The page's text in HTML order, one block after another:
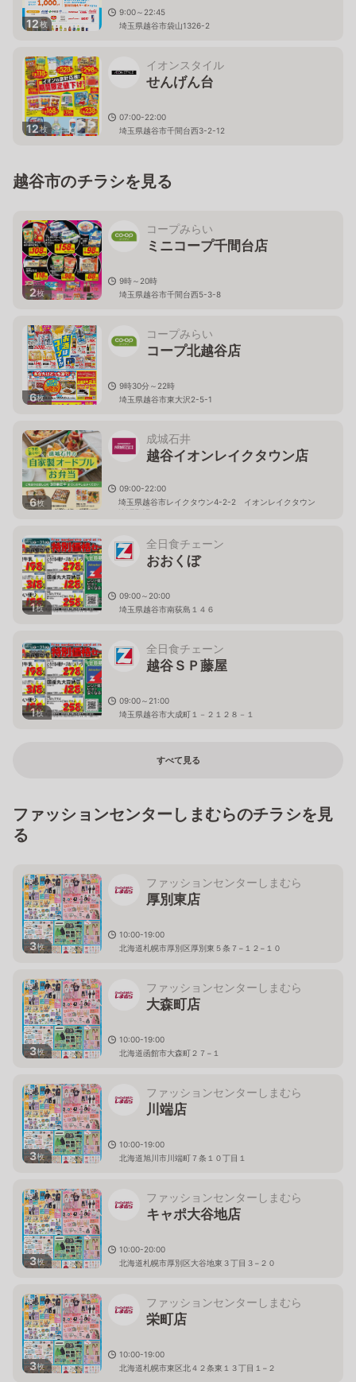
12枚
9:00～22:45
埼玉県越谷市袋山1326-2
12枚
イオンスタイル
せんげん台
07:00-22:00
埼玉県越谷市千間台西3-2-12
越谷市のチラシを見る
2枚
コープみらい
ミニコープ千間台店
9時～20時
埼玉県越谷市千間台西5-3-8
6枚
コープみらい
コープ北越谷店
9時30分～22時
埼玉県越谷市東大沢2-5-1
6枚
成城石井
越谷イオンレイクタウン店
09:00-22:00
埼玉県越谷市レイクタウン4-2-2 イオンレイクタウン
KAZE 1F
1枚
全日食チェーン
おおくぼ
09:00～20:00
埼玉県越谷市南荻島１４６
1枚
全日食チェーン
越谷ＳＰ藤屋
09:00～21:00
埼玉県越谷市大成町１－２１２８－１
すべて見る
ファッションセンターしまむらのチラシを見
る
3枚
ファッションセンターしまむら
厚別東店
10:00-19:00
北海道札幌市厚別区厚別東５条７−１２−１０
3枚
ファッションセンターしまむら
大森町店
10:00-19:00
北海道函館市大森町２７−１
3枚
ファッションセンターしまむら
川端店
10:00-19:00
北海道旭川市川端町７条１０丁目１
3枚
ファッションセンターしまむら
キャポ大谷地店
10:00-20:00
北海道札幌市厚別区大谷地東３丁目３−２０
3枚
ファッションセンターしまむら
栄町店
10:00-19:00
北海道札幌市東区北４２条東１３丁目１−２